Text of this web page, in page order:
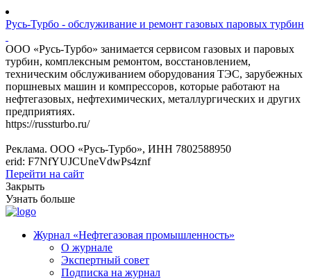
Русь-Турбо - обслуживание и ремонт газовых паровых турбин
ООО «Русь-Турбо» занимается сервисом газовых и паровых
турбин, комплексным ремонтом, восстановлением,
техническим обслуживанием оборудования ТЭС, зарубежных
поршневых машин и компрессоров, которые работают на
нефтегазовых, нефтехимических, металлургических и других
предприятиях.
https://russturbo.ru/
Реклама. ООО «Русь-Турбо», ИНН 7802588950
erid: F7NfYUJCUneVdwPs4znf
Перейти на сайт
Закрыть
Узнать больше
Журнал «Нефтегазовая промышленность»
О журнале
Экспертный совет
Подписка на журнал